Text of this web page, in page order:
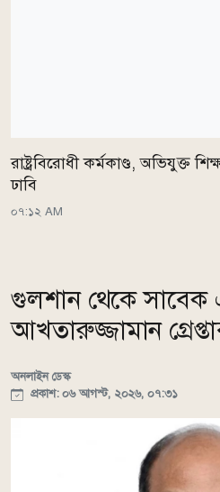
রাষ্ট্রবিরোধী কর্মকাণ্ড, অভিযুক্ত
ঢাবি
০৭:১২ AM
গুলশান থেকে সাবেক
আখতারুজ্জামান
অনলাইন ডেস্ক
প্রকাশ: ০৬ আগস্ট, ২০২৬, ০৭:৩১